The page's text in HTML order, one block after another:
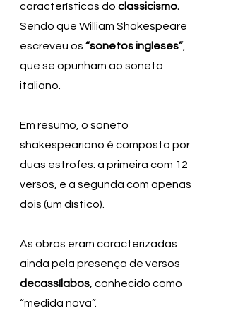
características do classicismo.
Sendo que William Shakespeare
escreveu os “sonetos ingleses”
que se opunham ao soneto
italiano.
Em resumo, o soneto
shakespeariano é composto por
duas estrofes: a primeira com 12
versos, e a segunda com apenas
dois (um dístico).
As obras eram caracterizadas
ainda pela presença de versos
decassílabos , conhecido como
“medida nova”.